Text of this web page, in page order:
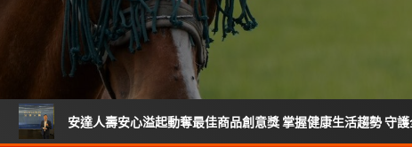
安達人壽安心溢起動奪最佳商品創意獎 掌握健康生活趨勢 守護全民運動安全